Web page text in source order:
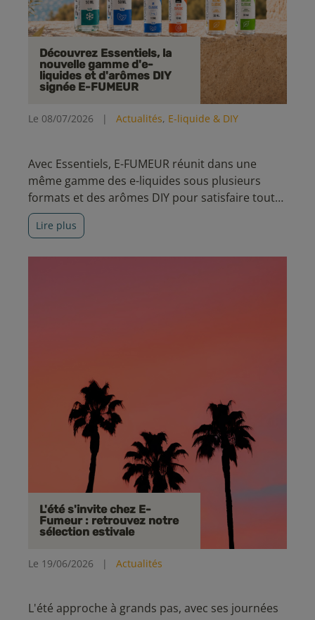
Découvrez Essentiels, la
nouvelle gamme d'e-
liquides et d'arômes DIY
signée E-FUMEUR
Le 08/07/2026 | Actualités, E-liquide & DIY
Avec Essentiels, E-FUMEUR réunit dans une
même gamme des e-liquides sous plusieurs
formats et des arômes DIY pour satisfaire toutes
les envies. Découvrez cinq nouvelles recettes
aux saveurs incontournables, pensées pour
Lire plus
L'été s'invite chez E-
Fumeur : retrouvez notre
sélection estivale
Le 19/06/2026 | Actualités
L'été approche à grands pas, avec ses journées